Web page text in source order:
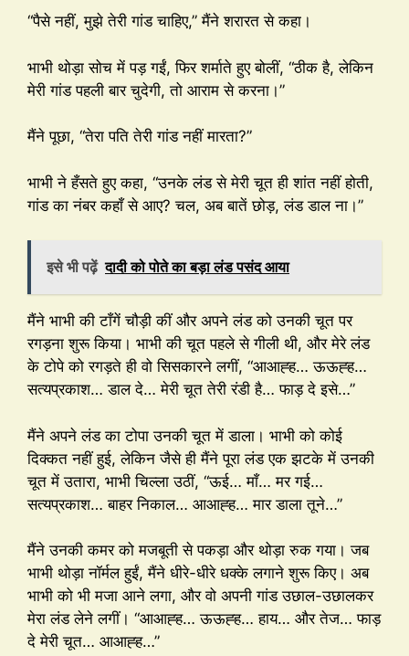
“पैसे नहीं, मुझे तेरी गांड चाहिए,” मैंने शरारत से कहा।
भाभी थोड़ा सोच में पड़ गईं, फिर शर्माते हुए बोलीं, “ठीक है, लेकिन
मेरी गांड पहली बार चुदेगी, तो आराम से करना।”
मैंने पूछा, “तेरा पति तेरी गांड नहीं मारता?”
भाभी ने हँसते हुए कहा, “उनके लंड से मेरी चूत ही शांत नहीं होती,
गांड का नंबर कहाँ से आए? चल, अब बातें छोड़, लंड डाल ना।”
इसे भी पढ़ें दादी को पोते का बड़ा लंड पसंद आया
मैंने भाभी की टाँगें चौड़ी कीं और अपने लंड को उनकी चूत पर
रगड़ना शुरू किया। भाभी की चूत पहले से गीली थी, और मेरे लंड
के टोपे को रगड़ते ही वो सिसकारने लगीं, “आआह्ह… ऊऊह्ह…
सत्यप्रकाश… डाल दे… मेरी चूत तेरी रंडी है… फाड़ दे इसे…”
मैंने अपने लंड का टोपा उनकी चूत में डाला। भाभी को कोई
दिक्कत नहीं हुई, लेकिन जैसे ही मैंने पूरा लंड एक झटके में उनकी
चूत में उतारा, भाभी चिल्ला उठीं, “ऊई… माँ… मर गई…
सत्यप्रकाश… बाहर निकाल… आआह्ह… मार डाला तूने…”
मैंने उनकी कमर को मजबूती से पकड़ा और थोड़ा रुक गया। जब
भाभी थोड़ा नॉर्मल हुईं, मैंने धीरे-धीरे धक्के लगाने शुरू किए। अब
भाभी को भी मजा आने लगा, और वो अपनी गांड उछाल-उछालकर
मेरा लंड लेने लगीं। “आआह्ह… ऊऊह्ह… हाय… और तेज… फाड़
दे मेरी चूत… आआह्ह…”